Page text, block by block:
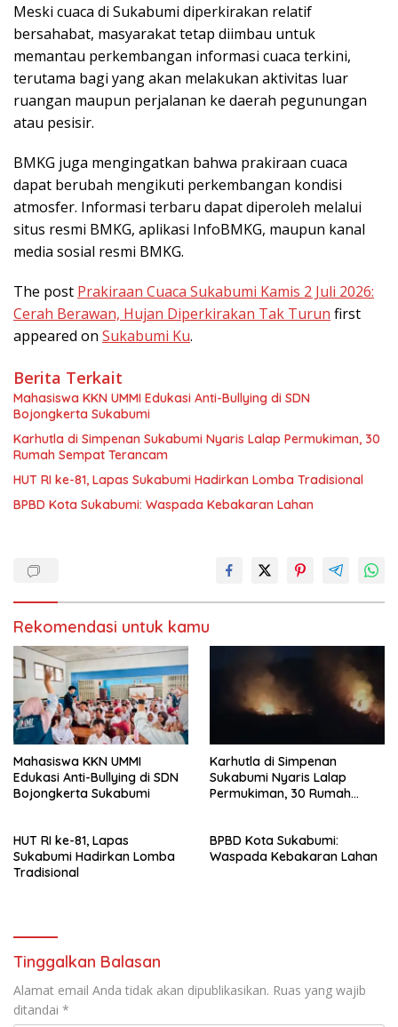
Meski cuaca di Sukabumi diperkirakan relatif
bersahabat, masyarakat tetap diimbau untuk
memantau perkembangan informasi cuaca terkini,
terutama bagi yang akan melakukan aktivitas luar
ruangan maupun perjalanan ke daerah pegunungan
atau pesisir.
BMKG juga mengingatkan bahwa prakiraan cuaca
dapat berubah mengikuti perkembangan kondisi
atmosfer. Informasi terbaru dapat diperoleh melalui
situs resmi BMKG, aplikasi InfoBMKG, maupun kanal
media sosial resmi BMKG.
The post Prakiraan Cuaca Sukabumi Kamis 2 Juli 2026:
Cerah Berawan, Hujan Diperkirakan Tak Turun first
appeared on Sukabumi Ku.
Berita Terkait
Mahasiswa KKN UMMI Edukasi Anti-Bullying di SDN
Bojongkerta Sukabumi
Karhutla di Simpenan Sukabumi Nyaris Lalap Permukiman, 30
Rumah Sempat Terancam
HUT RI ke-81, Lapas Sukabumi Hadirkan Lomba Tradisional
BPBD Kota Sukabumi: Waspada Kebakaran Lahan
Rekomendasi untuk kamu
Mahasiswa KKN UMMI
Edukasi Anti-Bullying di SDN
Bojongkerta Sukabumi
Karhutla di Simpenan
Sukabumi Nyaris Lalap
Permukiman, 30 Rumah
HUT RI ke-81, Lapas
Sukabumi Hadirkan Lomba
Tradisional
BPBD Kota Sukabumi:
Waspada Kebakaran Lahan
Tinggalkan Balasan
Alamat email Anda tidak akan dipublikasikan. Ruas yang wajib
ditandai *